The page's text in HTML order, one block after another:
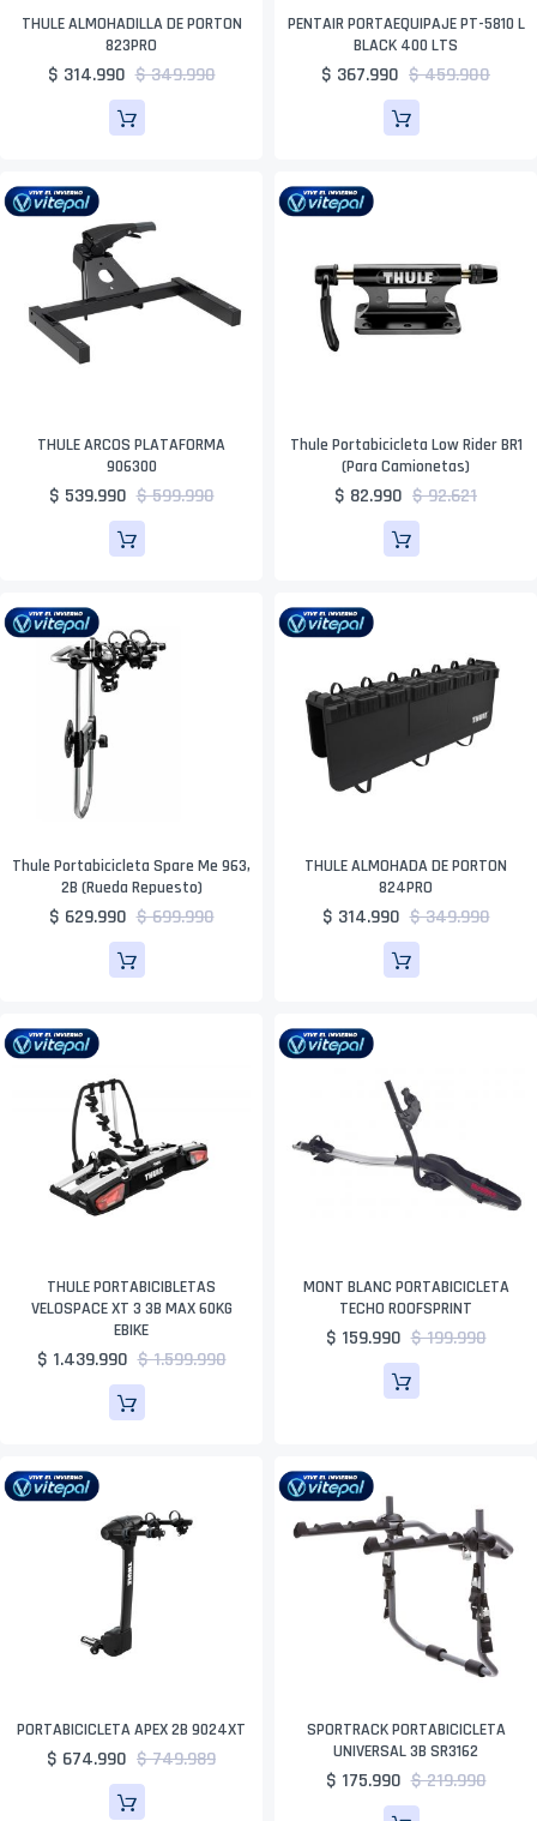
THULE ALMOHADILLA DE PORTON
823PRO
$ 314.990 $ 349.990
PENTAIR PORTAEQUIPAJE PT-5810 L
BLACK 400 LTS
$ 367.990 $ 459.900
THULE ARCOS PLATAFORMA
906300
$ 539.990 $ 599.990
Thule Portabicicleta Low Rider BR1
(para Camionetas)
$ 82.990 $ 92.621
Thule Portabicicleta Spare Me 963,
2B (Rueda Repuesto)
$ 629.990 $ 699.990
THULE ALMOHADA DE PORTON
824PRO
$ 314.990 $ 349.990
THULE PORTABICIBLETAS
VELOSPACE XT 3 3B MAX 60KG
EBIKE
$ 1.439.990 $ 1.599.990
MONT BLANC PORTABICICLETA
TECHO ROOFSPRINT
$ 159.990 $ 199.990
PORTABICICLETA APEX 2B 9024XT
$ 674.990 $ 749.989
SPORTRACK PORTABICICLETA
UNIVERSAL 3B SR3162
$ 175.990 $ 219.990